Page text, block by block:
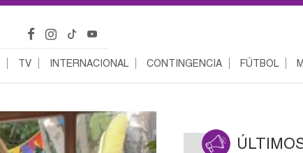
TV INTERNACIONAL CONTINGENCIA FÚTBOL